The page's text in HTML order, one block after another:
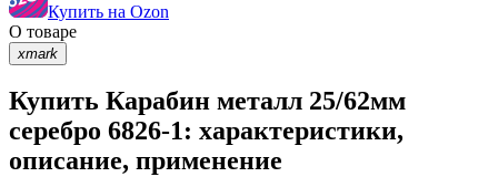
Купить на Ozon
О товаре
xmark
Купить Карабин металл 25/62мм
серебро 6826-1: характеристики,
описание, применение